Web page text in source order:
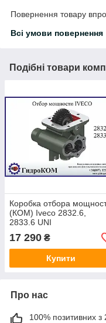
Повернення товару
Всі умови повернення
Подібні товари
Коробка отбора
(КОМ) Iveco 2832.6,
2833.6 UNI
17 290 ₴
Купити
Про нас
100% позитивних з